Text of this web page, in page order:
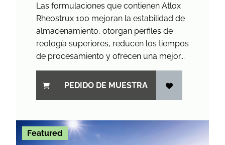
Las formulaciones que contienen Atlox
Rheostrux 100 mejoran la estabilidad de
almacenamiento, otorgan perfiles de
reología superiores, reducen los tiempos
de procesamiento y ofrecen una mejor...
PEDIDO DE MUESTRA
Featured